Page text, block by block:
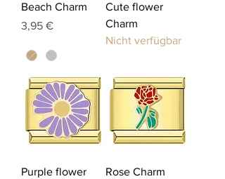
Beach Charm
Preis
3,95 €
Cute flower
Charm
Nicht verfügbar
Purple flower
Rose Charm